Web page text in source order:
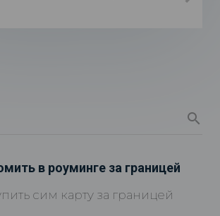
в роуминге за границей
сим карту за границей